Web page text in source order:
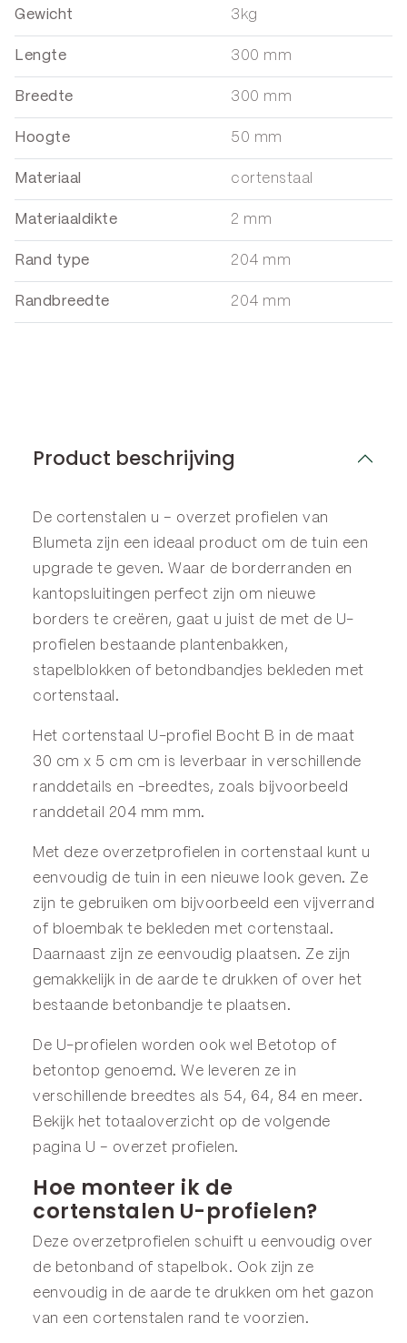
Gewicht 3kg
Lengte 300 mm
Breedte 300 mm
Hoogte 50 mm
Materiaal cortenstaal
Materiaaldikte 2 mm
Rand type 204 mm
Randbreedte 204 mm
Product beschrijving
De cortenstalen u – overzet profielen van
Blumeta zijn een ideaal product om de tuin een
upgrade te geven. Waar de borderranden en
kantopsluitingen perfect zijn om nieuwe
borders te creëren, gaat u juist de met de U-
profielen bestaande plantenbakken,
stapelblokken of betondbandjes bekleden met
cortenstaal.
Het cortenstaal U-profiel Bocht B in de maat
30 cm x 5 cm cm is leverbaar in verschillende
randdetails en -breedtes, zoals bijvoorbeeld
randdetail 204 mm mm.
Met deze overzetprofielen in cortenstaal kunt u
eenvoudig de tuin in een nieuwe look geven. Ze
zijn te gebruiken om bijvoorbeeld een vijverrand
of bloembak te bekleden met cortenstaal.
Daarnaast zijn ze eenvoudig plaatsen. Ze zijn
gemakkelijk in de aarde te drukken of over het
bestaande betonbandje te plaatsen.
De U-profielen worden ook wel Betotop of
betontop genoemd. We leveren ze in
verschillende breedtes als 54, 64, 84 en meer.
Bekijk het totaaloverzicht op de volgende
pagina U – overzet profielen.
Hoe monteer ik de
cortenstalen U-profielen?
Deze overzetprofielen schuift u eenvoudig over
de betonband of stapelbok. Ook zijn ze
eenvoudig in de aarde te drukken om het gazon
van een cortenstalen rand te voorzien.